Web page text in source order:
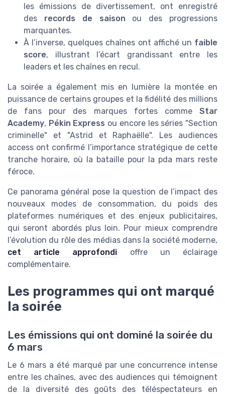
les émissions de divertissement, ont enregistré
des records de saison ou des progressions
marquantes.
À l’inverse, quelques chaînes ont affiché un faible
score, illustrant l’écart grandissant entre les
leaders et les chaînes en recul.
La soirée a également mis en lumière la montée en
puissance de certains groupes et la fidélité des millions
de fans pour des marques fortes comme Star
Academy, Pékin Express ou encore les séries "Section
criminelle" et "Astrid et Raphaëlle". Les audiences
access ont confirmé l’importance stratégique de cette
tranche horaire, où la bataille pour la pda mars reste
féroce.
Ce panorama général pose la question de l’impact des
nouveaux modes de consommation, du poids des
plateformes numériques et des enjeux publicitaires,
qui seront abordés plus loin. Pour mieux comprendre
l’évolution du rôle des médias dans la société moderne,
cet article approfondi offre un éclairage
complémentaire.
Les programmes qui ont marqué
la soirée
Les émissions qui ont dominé la soirée du
6 mars
Le 6 mars a été marqué par une concurrence intense
entre les chaînes, avec des audiences qui témoignent
de la diversité des goûts des téléspectateurs en